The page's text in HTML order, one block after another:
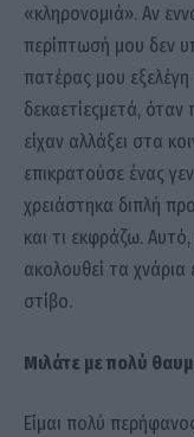
«κληρονομιά». Αν
περίπτωσή μου δεν
πατέρας μου
δεκαετίεςμετά,
είχαν αλλάξει στα
επικρατούσε ένας
χρειάστηκα διπλή
και τι εκφράζω.
ακολουθεί τα
στίβο.
Μιλάτε με πολύ
Είμαι πολύ